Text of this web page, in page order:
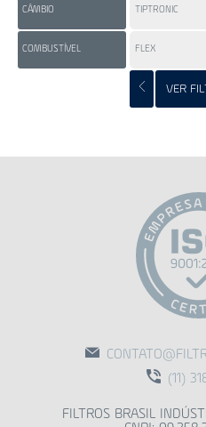
CÂMBIO
COMBUSTÍVEL
TIPTRONIC
FLEX
VER
(11)
FILTROS BRASIL